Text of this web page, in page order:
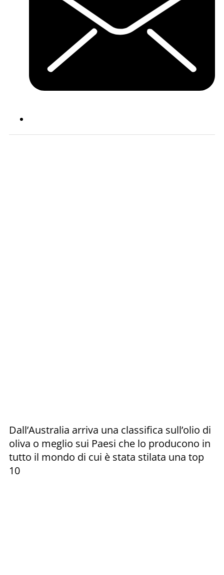
Dall’Australia arriva una classifica sull’olio di
oliva o meglio sui Paesi che lo producono in
tutto il mondo di cui è stata stilata una top
10